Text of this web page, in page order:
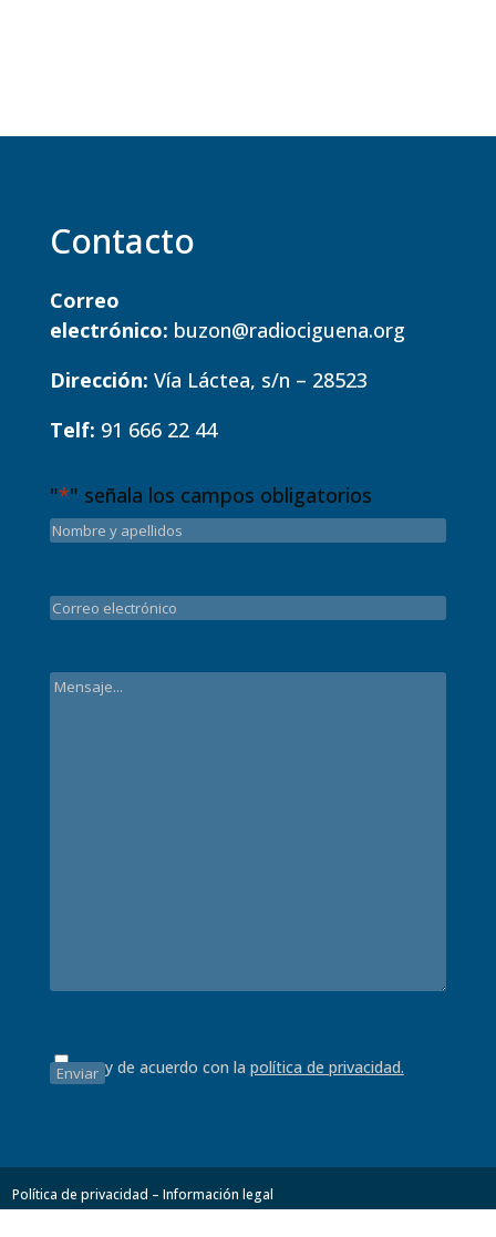
Contacto
Correo
electrónico: buzon@radiociguena.org
Dirección: Vía Láctea, s/n – 28523
Telf: 91 666 22 44
"*" señala los campos obligatorios
Estoy de acuerdo con la política de privacidad.
Política de privacidad – Información legal